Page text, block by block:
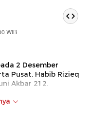
WIB
2 Desember
Pusat. Habib Rizieq
Akbar 212.
Alattas
ini.